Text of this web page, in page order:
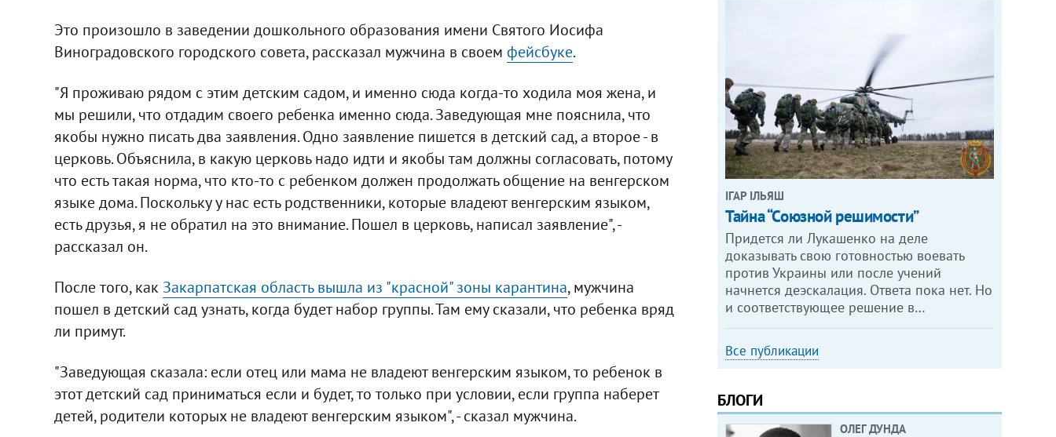
Это произошло в заведении дошкольного образования имени Святого Иосифа
Виноградовского городского совета, рассказал мужчина в своем фейсбуке.
"Я проживаю рядом с этим детским садом, и именно сюда когда-то ходила моя жена, и
мы решили, что отдадим своего ребенка именно сюда. Заведующая мне пояснила, что
якобы нужно писать два заявления. Одно заявление пишется в детский сад, а второе - в
церковь. Объяснила, в какую церковь надо идти и якобы там должны согласовать, потому
что есть такая норма, что кто-то с ребенком должен продолжать общение на венгерском
языке дома. Поскольку у нас есть родственники, которые владеют венгерским языком,
есть друзья, я не обратил на это внимание. Пошел в церковь, написал заявление", -
рассказал он.
После того, как Закарпатская область вышла из "красной" зоны карантина, мужчина
пошел в детский сад узнать, когда будет набор группы. Там ему сказали, что ребенка вряд
ли примут.
"Заведующая сказала: если отец или мама не владеют венгерским языком, то ребенок в
этот детский сад приниматься если и будет, то только при условии, если группа наберет
детей, родители которых не владеют венгерским языком", - сказал мужчина.
ІГАР ІЛЬЯШ
Тайна “Союзной решимости”
Придется ли Лукашенко на деле
доказывать свою готовностью воевать
против Украины или после учений
начнется деэскалация. Ответа пока нет. Но
и соответствующее решение в…
Все публикации
БЛОГИ
ОЛЕГ ДУНДА